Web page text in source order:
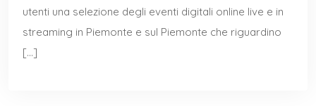
utenti una selezione degli eventi digitali online live e in
streaming in Piemonte e sul Piemonte che riguardino
[…]